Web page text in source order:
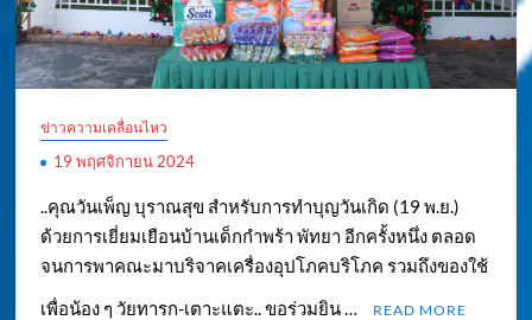
ข่าวความเคลื่อนไหว
19 พฤศจิกายน 2024
..คุณวันเพ็ญ บุราณสุข สำหรับการทำบุญวันเกิด (19 พ.ย.)
ด้วยการเยี่ยมเยือนบ้านเด็กกำพร้า พัทยา อีกครั้งหนึ่ง ตลอด
จนการพาคณะมาบริจาคเครื่องอุปโภคบริโภค รวมถึงของใช้
เพื่อน้อง ๆ วัยทารก-เตาะแตะ.. ขอร่วมยิน …
READ MORE